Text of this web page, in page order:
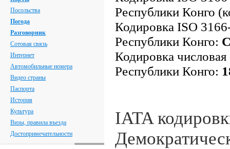
Посольства
Погода
Разговорник
Сотовая связь
Интернет
Автомобильные номера
Видео страны
Паспорта
История
Культура
Визы, правила въезда
Достопримечательности
Республики Конго
Кодировка ISO
Республики Конго:
Кодировка
Республики Конго:
IATA